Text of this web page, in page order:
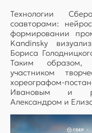
Технологии
соавторами:
формировании
Kandinsky
Бориса
Таким
участником
хореографом-
Ивановым и
Александром и